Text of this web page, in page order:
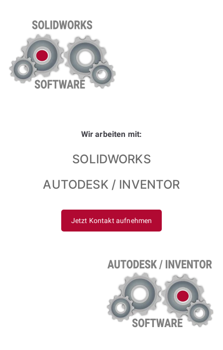
Wir arbeiten mit:
SOLIDWORKS
AUTODESK / INVENTOR
Jetzt Kontakt aufnehmen